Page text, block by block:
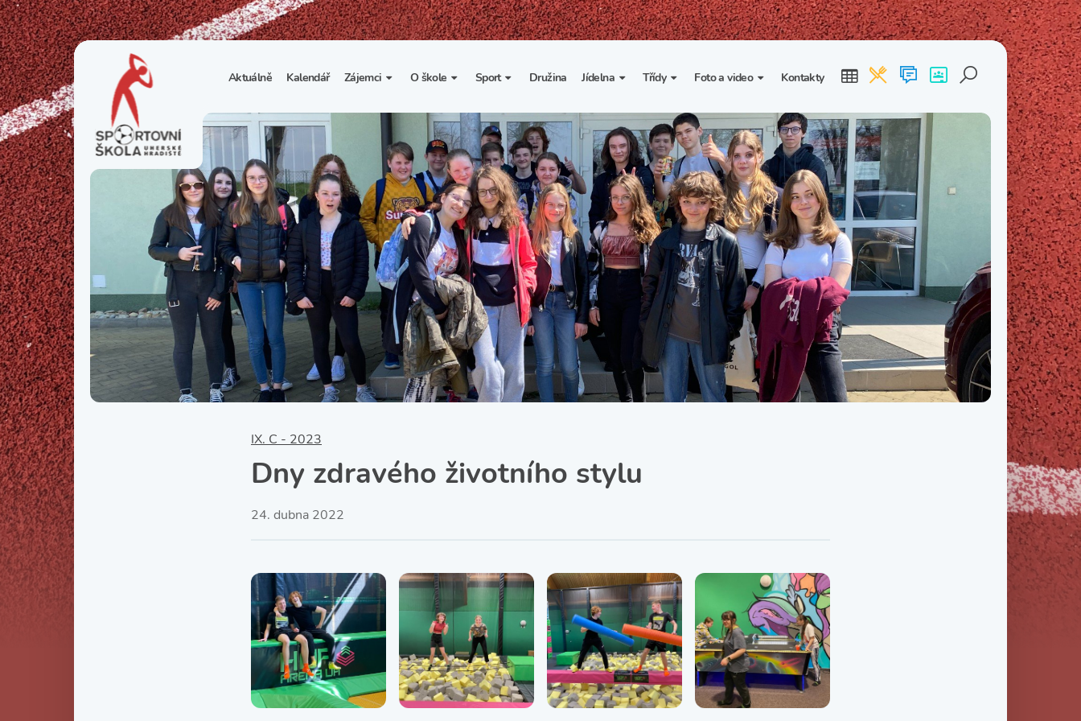
Aktuálně Kalendář Zájemci
1. třída
Sportovní třídy
Nesportovní třídy
O škole
Základní informace
Organizace školního roku
Výuka a učební plán
Zájmové kroužky
Školní poradenské
pracoviště
Školní psycholožka
Školská rada
SRPŠ – Spolek rodičů a
přátel školy
Sport
Lyžařské kurzy
Rekordy školy v tělesné
výchově
Spolupráce se sportovními
kluby
Školní sportovní klub
Tělesná výchova a sport
Družina Jídelna
Základní informace
Vnitřní řád školní jídelny
Třídy
Třída I. A Třída I. B Třída I. C
Třída II. A Třída II. B Třída II. C
Třída III. A Třída III. B Třída III. C
Třída IV. A Třída IV. B Třída IV. C
Třída V. A Třída V. B Třída V. C
Třída VI. A Třída VI. B Třída VI. C
Třída VII. A Třída VII. B Třída VII. C
Třída VIII. A Třída VIII. B Třída VIII. C
Třída IX. A Třída IX. B Třída IX. C
Foto a video
Fotogalerie
Videa
Kontakty
IX. C - 2023
Dny zdravého životního stylu
24. dubna 2022